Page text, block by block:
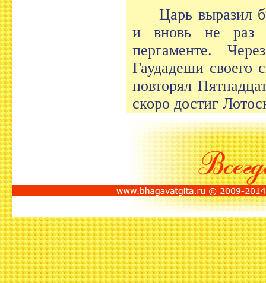
Царь выразил
и вновь не раз
пергаменте.
Гаудадеши своего
повторял
скоро достиг